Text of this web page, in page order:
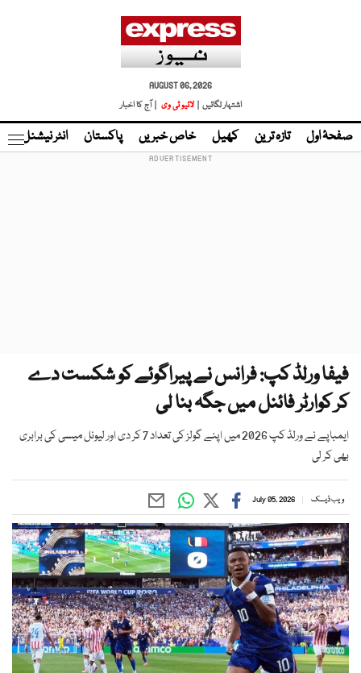
AUGUST 06, 2026
اشتہار لگائیں |
لائیو ٹی وی | آج کا اخبار
صفحۂ اول تازہ ترین کھیل خاص خبریں پاکستان انٹر نیشنل
فیفا ورلڈ کپ: فرانس نے پیراگوئے کو شکست دے
کر کوارٹر فائنل میں جگہ بنا لی
ایمباپے نے ورلڈ کپ 2026 میں اپنے گولز کی تعداد 7 کر دی اور لیونل میسی کی برابری
بھی کر لی
ویب ڈیسک July 05, 2026